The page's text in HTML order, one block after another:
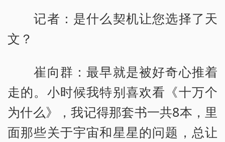
记者：是什么契机让您选择了天
文？
崔向群：最早就是被好奇心推着
走的。小时候我特别喜欢看《十万个
为什么》，我记得那套书一共8本，里
面那些关于宇宙和星星的问题，总让